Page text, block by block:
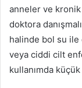
anneler ve kronik
doktora
halinde bol su ile
veya ciddi cilt
kullanımda